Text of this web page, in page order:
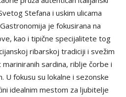
Stefana i uskim ulicama
je fokusirana na
kao i tipične specijalitete tog
ribarskoj tradiciji i svežim
sardina, riblje čorbe i
U fokusu su lokalne i sezonske
idealnim mestom za ljubitelje